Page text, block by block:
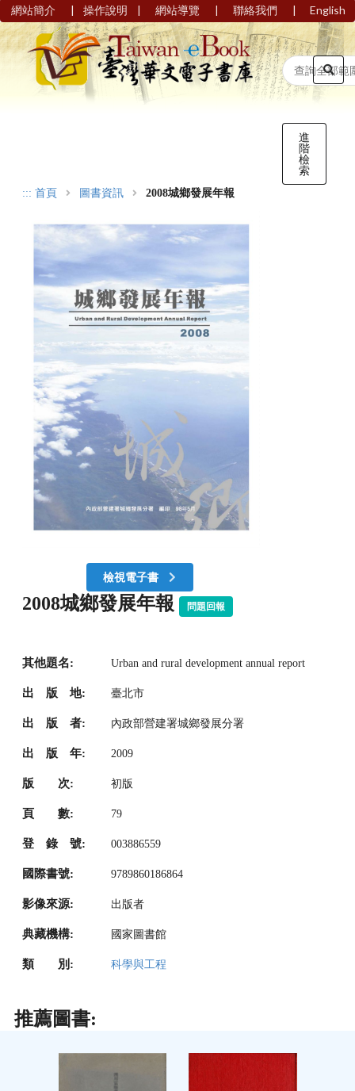
網站簡介 | 操作說明 | 網站導覽 | 聯絡我們 | English
進
階
檢
索
::: 首頁 圖書資訊 2008城鄉發展年報
檢視電子書
2008城鄉發展年報 問題回報
其他題名: Urban and rural development annual report
出 版 地: 臺北市
出 版 者: 內政部營建署城鄉發展分署
出 版 年: 2009
版 次: 初版
頁 數: 79
登 錄 號: 003886559
國際書號: 9789860186864
影像來源: 出版者
典藏機構: 國家圖書館
類 別: 科學與工程
推薦圖書: